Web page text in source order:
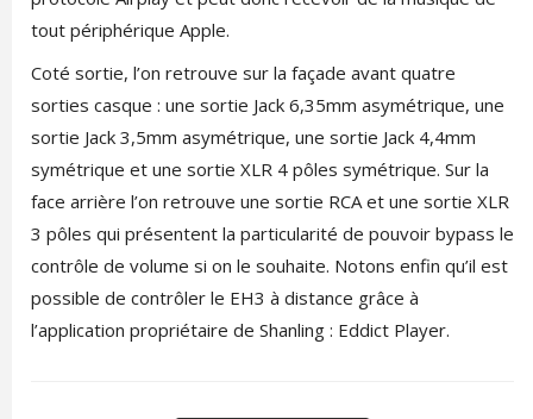
tout périphérique Apple.
Coté sortie, l’on retrouve sur la façade avant quatre
sorties casque : une sortie Jack 6,35mm asymétrique, une
sortie Jack 3,5mm asymétrique, une sortie Jack 4,4mm
symétrique et une sortie XLR 4 pôles symétrique. Sur la
face arrière l’on retrouve une sortie RCA et une sortie XLR
3 pôles qui présentent la particularité de pouvoir bypass le
contrôle de volume si on le souhaite. Notons enfin qu’il est
possible de contrôler le EH3 à distance grâce à
l’application propriétaire de Shanling : Eddict Player.